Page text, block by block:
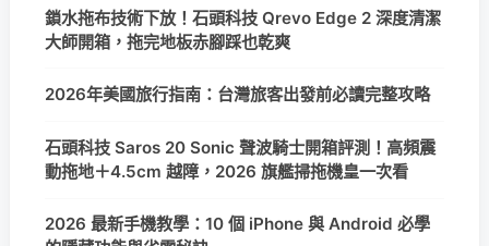
鎖水拖布技術下放！石頭科技 Qrevo Edge 2 深度清潔
大師開箱，拖完地板赤腳踩也乾爽
2026年美國旅行指南：台灣旅客出發前必讀完整攻略
石頭科技 Saros 20 Sonic 聲波騎士開箱評測！高頻震
動拖地＋4.5cm 越障，2026 旗艦掃拖機皇一次看
2026 最新手機教學：10 個 iPhone 與 Android 必學